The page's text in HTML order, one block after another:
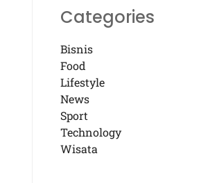
Categories
Bisnis
Food
Lifestyle
News
Sport
Technology
Wisata